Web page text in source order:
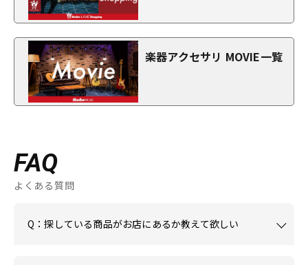
楽器アクセサリ MOVIE一覧
FAQ
よくある質問
Q：探している商品がお店にあるか教えて欲しい